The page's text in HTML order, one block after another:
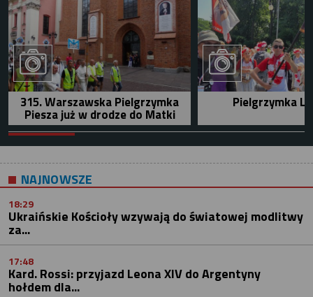
315. Warszawska Pielgrzymka
Piesza już w drodze do Matki
Pielgrzymka
NAJNOWSZE
18:29
Ukraińskie Kościoły wzywają do światowej modlitwy
za...
17:48
Kard. Rossi: przyjazd Leona XIV do Argentyny
hołdem dla...